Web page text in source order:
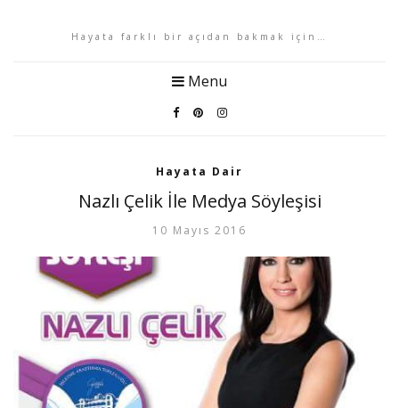
Hayata farklı bir açıdan bakmak için…
Menu
Hayata Dair
Nazlı Çelik İle Medya Söyleşisi
10 Mayıs 2016